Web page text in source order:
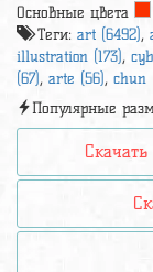
Основные цвета
Теги: art (6492),
illustration (173),
(67), arte (56), chun
Популярные
Скачать